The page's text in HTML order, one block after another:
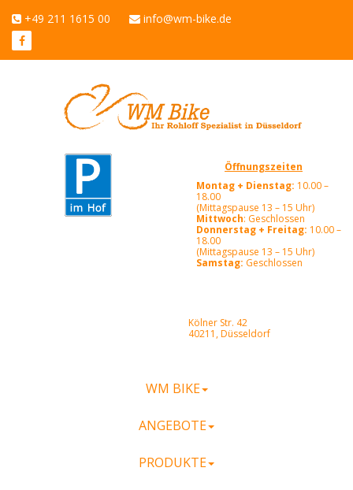
+49 211 1615 00 info@wm-bike.de
Öffnungszeiten
Montag + Dienstag: 10.00 –
18.00
(Mittagspause 13 – 15 Uhr)
Mittwoch: Geschlossen
Donnerstag + Freitag: 10.00 –
18.00
(Mittagspause 13 – 15 Uhr)
Samstag: Geschlossen
Kölner Str. 42
40211, Düsseldorf
WM BIKE
ANGEBOTE
PRODUKTE